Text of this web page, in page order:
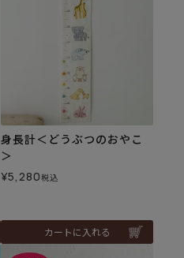
身長計＜どうぶつのおやこ
＞
¥5,280税込
カートに入れる